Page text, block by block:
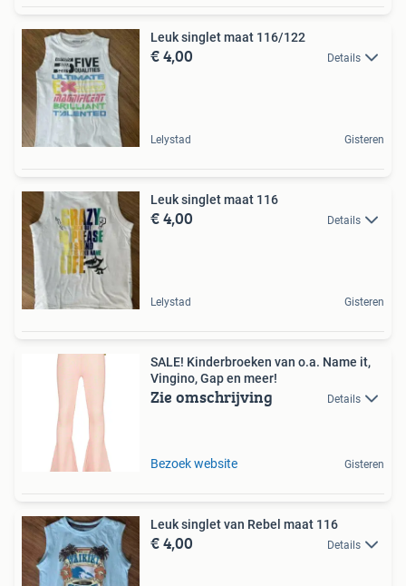
Leuk singlet maat 116/122
€ 4,00 Details
Lelystad Gisteren
Leuk singlet maat 116
€ 4,00 Details
Lelystad Gisteren
SALE! Kinderbroeken van o.a. Name it,
Vingino, Gap en meer!
Zie omschrijving Details
Bezoek website Gisteren
Leuk singlet van Rebel maat 116
€ 4,00 Details